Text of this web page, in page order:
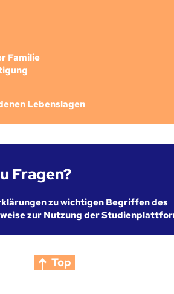
Familie
Lebenslagen
Fragen?
zu wichtigen Begriffen des
zur Nutzung der
Top